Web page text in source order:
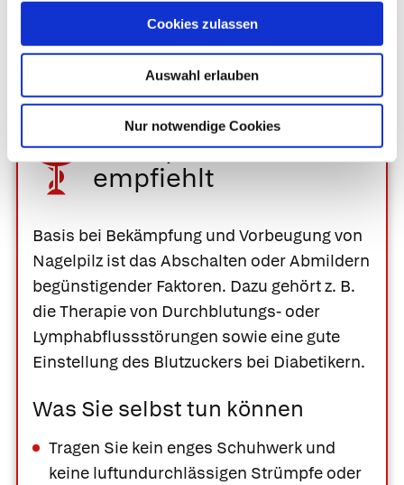
Cookies zulassen
Auswahl erlauben
Nur notwendige Cookies
Reinfektionen treten bei etwa 25 % der Patienten
auf.
Ihre Apotheke
empfiehlt
Basis bei Bekämpfung und Vorbeugung von
Nagelpilz ist das Abschalten oder Abmildern
begünstigender Faktoren. Dazu gehört z. B.
die Therapie von Durchblutungs- oder
Lymphabflussstörungen sowie eine gute
Einstellung des Blutzuckers bei Diabetikern.
Was Sie selbst tun können
Tragen Sie kein enges Schuhwerk und
keine luftundurchlässigen Strümpfe oder